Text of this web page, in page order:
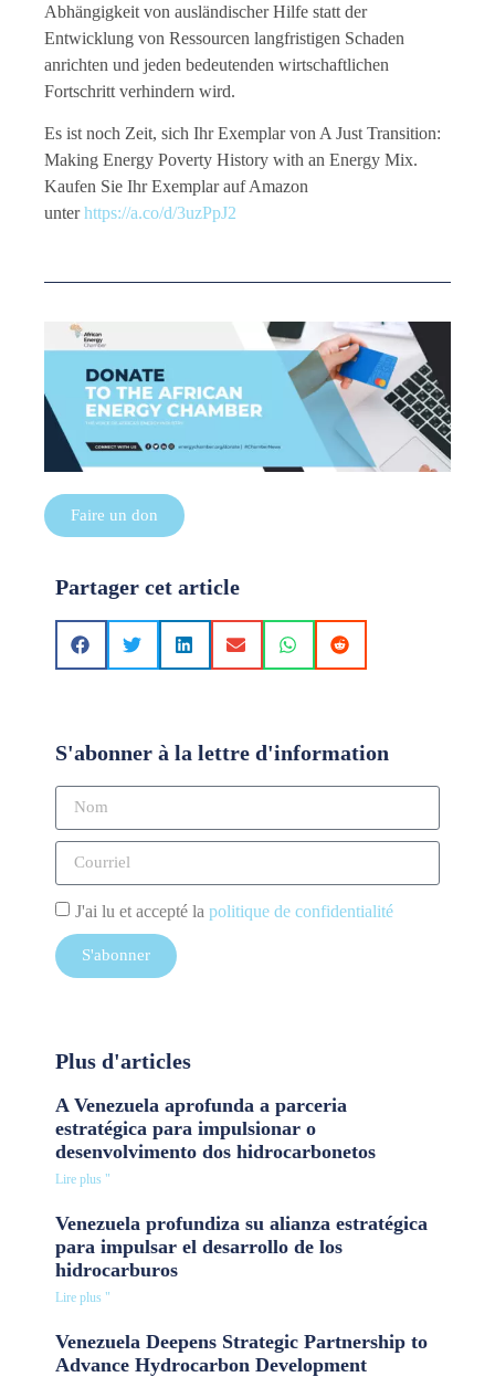
Abhängigkeit von ausländischer Hilfe statt der
Entwicklung von Ressourcen langfristigen Schaden
anrichten und jeden bedeutenden wirtschaftlichen
Fortschritt verhindern wird.
Es ist noch Zeit, sich Ihr Exemplar von A Just Transition:
Making Energy Poverty History with an Energy Mix.
Kaufen Sie Ihr Exemplar auf Amazon
unterhttps://a.co/d/3uzPpJ2
Faire un don
Partager cet article
S'abonner à la lettre d'information
J'ai lu et accepté la politique de confidentialité
S'abonner
Plus d'articles
A Venezuela aprofunda a parceria
estratégica para impulsionar o
desenvolvimento dos hidrocarbonetos
Lire plus "
Venezuela profundiza su alianza estratégica
para impulsar el desarrollo de los
hidrocarburos
Lire plus "
Venezuela Deepens Strategic Partnership to
Advance Hydrocarbon Development